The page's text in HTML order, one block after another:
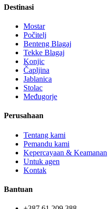
Destinasi
Mostar
Počitelj
Benteng Blagaj
Tekke Blagaj
Konjic
Čapljina
Jablanica
Stolac
Međugorje
Perusahaan
Tentang kami
Pemandu kami
Kepercayaan & Keamanan
Untuk agen
Kontak
Bantuan